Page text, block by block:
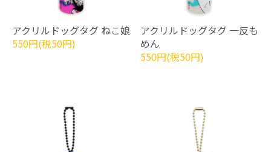
アクリルドッグタグ ねこ娘
550円(税50円)
アクリルドッグタグ 一反も
めん
550円(税50円)